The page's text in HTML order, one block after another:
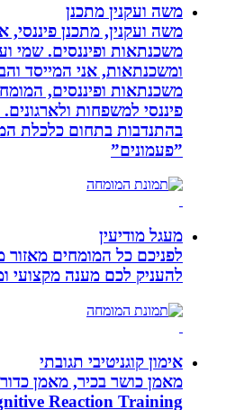
משה ועקנין מתכנן
משה ועקנין, מתכנן פיננסי,
משכנתאות ופיננסים. שמי
ומשכנתאות, אני המייסד
משכנתאות ופיננסים, המומחיות
פיננסי למשפחות ולארגונים.
בהתנדבות בתחום כלכלת
”פעמונים”
מעגל מודיעין
לפניכם כל המומחים מאזור
להעניק לכם מענה מקצועי
אימון קוגניטיבי תגובתי
מאמן כושר בכיר, מאמן